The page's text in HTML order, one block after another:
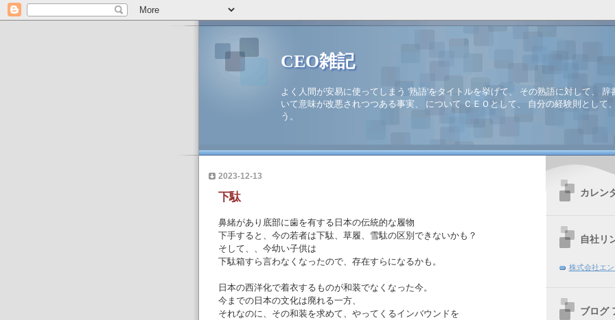
CEO雑記
よく人間が安易に使ってしまう '熟語'をタイトルを挙げて、 その熟語に対して、 辞
いて意味が改悪されつつある事実、 について ＣＥＯとして、 自分の経験則として
う。
2023-12-13
下駄
鼻緒があり底部に歯を有する日本の伝統的な履物
下手すると、今の若者は下駄、草履、雪駄の区別できないかも？
そして、、今幼い子供は
下駄箱すら言わなくなったので、存在すらになるかも。
日本の西洋化で着衣するものが和装でなくなった今。
今までの日本の文化は廃れる一方、
それなのに、その和装を求めて、やってくるインバウンドを
カレン
自社リ
株式会社エン
ブログ